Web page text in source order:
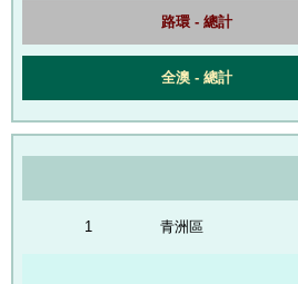
路環 - 總計
全澳 - 總計
1 青洲區